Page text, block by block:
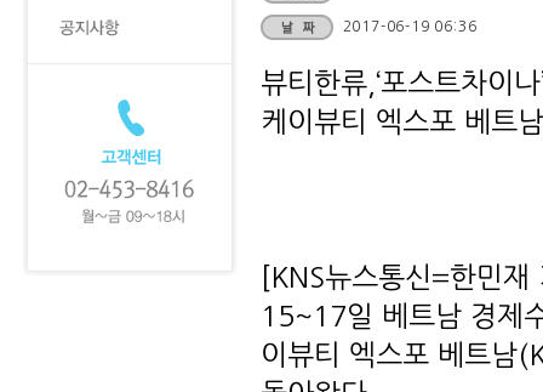
2017-06-19 06:36